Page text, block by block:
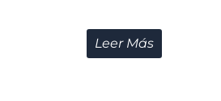
Leer Más